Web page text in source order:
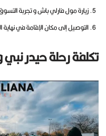
زيارة مول فارلي باش و تجربة
التوصيل إلى مكان الإقامة في نهاية
تكلفة رحلة حيدر